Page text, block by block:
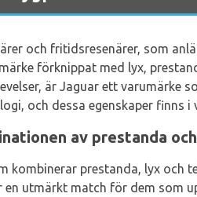
och fritidsresenärer, som
förknippat med lyx,
är Jaguar ett varumärke
och dessa egenskaper finns i
av prestanda
kombinerar prestanda, lyx och
utmärkt match för dem som